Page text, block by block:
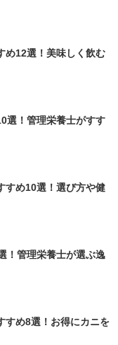
め12選！美味しく飲む
選！管理栄養士がすす
すめ10選！選び方や健
！管理栄養士が選ぶ逸
すめ8選！お得にカニを